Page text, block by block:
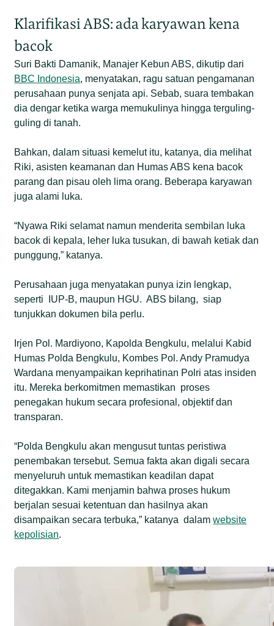
Klarifikasi ABS: ada karyawan kena
bacok
Suri Bakti Damanik, Manajer Kebun ABS, dikutip dari
BBC Indonesia, menyatakan, ragu satuan pengamanan
perusahaan punya senjata api. Sebab, suara tembakan
dia dengar ketika warga memukulinya hingga terguling-
guling di tanah.
Bahkan, dalam situasi kemelut itu, katanya, dia melihat
Riki, asisten keamanan dan Humas ABS kena bacok
parang dan pisau oleh lima orang. Beberapa karyawan
juga alami luka.
“Nyawa Riki selamat namun menderita sembilan luka
bacok di kepala, leher luka tusukan, di bawah ketiak dan
punggung,” katanya.
Perusahaan juga menyatakan punya izin lengkap,
seperti IUP-B, maupun HGU. ABS bilang, siap
tunjukkan dokumen bila perlu.
Irjen Pol. Mardiyono, Kapolda Bengkulu, melalui Kabid
Humas Polda Bengkulu, Kombes Pol. Andy Pramudya
Wardana menyampaikan keprihatinan Polri atas insiden
itu. Mereka berkomitmen memastikan proses
penegakan hukum secara profesional, objektif dan
transparan.
“Polda Bengkulu akan mengusut tuntas peristiwa
penembakan tersebut. Semua fakta akan digali secara
menyeluruh untuk memastikan keadilan dapat
ditegakkan. Kami menjamin bahwa proses hukum
berjalan sesuai ketentuan dan hasilnya akan
disampaikan secara terbuka,” katanya dalamwebsite
kepolisian.